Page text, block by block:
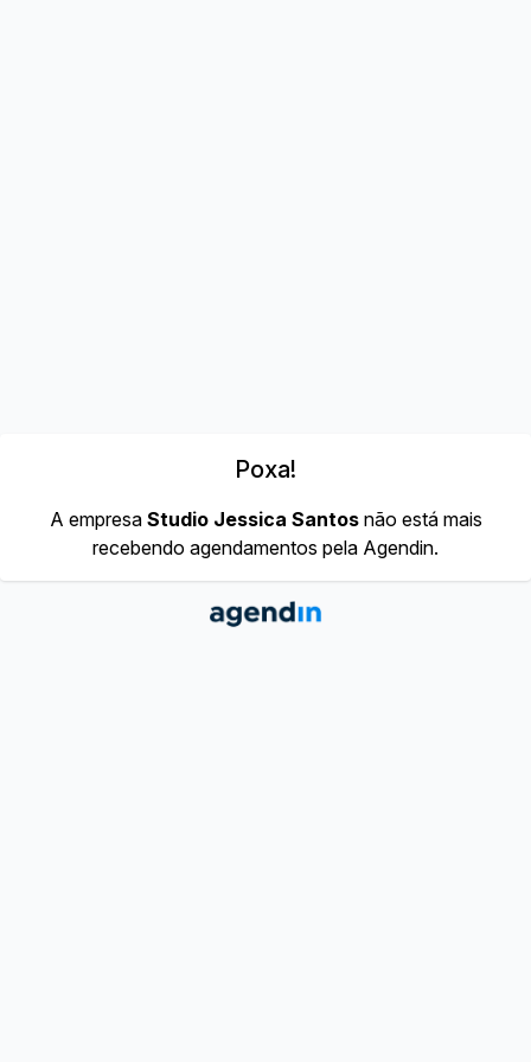
Poxa!
A empresa Studio Jessica Santosnão está mais
recebendo agendamentos pela Agendin.